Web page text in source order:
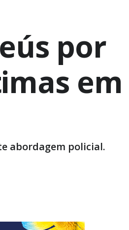
por
em
abordagem policial.